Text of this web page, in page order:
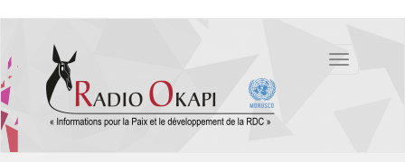
contenu
principal
Toggle